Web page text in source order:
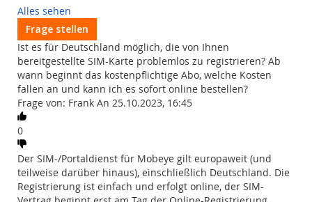
Alles sehen
Frage stellen
Ist es für Deutschland möglich, die von Ihnen
bereitgestellte SIM-Karte problemlos zu registrieren? Ab
wann beginnt das kostenpflichtige Abo, welche Kosten
fallen an und kann ich es sofort online bestellen?
Frage von: Frank An 25.10.2023, 16:45
0
Der SIM-/Portaldienst für Mobeye gilt europaweit (und
teilweise darüber hinaus), einschließlich Deutschland. Die
Registrierung ist einfach und erfolgt online, der SIM-